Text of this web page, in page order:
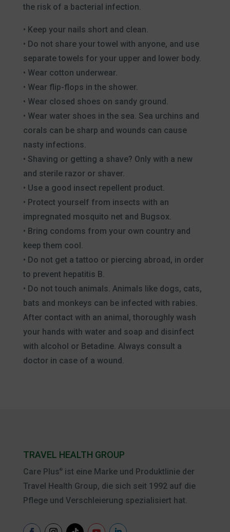
the risk of a bacterial infection.
• Keep your nails short and clean.
• Do not share your towel with anyone, and use
separate towels for your upper and lower body.
• Wear cotton underwear.
• Wear flip-flops in the shower.
• Wear closed shoes on sandy ground.
• Wear water shoes in the sea. Sea urchins and
corals can be sharp and wounds can cause
nasty infections.
• Shaving or getting a shave? Only with a new
and sterile razor or shaver.
• Use a good insect repellent product.
• Protect yourself from insects with an
impregnated mosquito net and Bugsox.
• Bring condoms from your own country and
keep them cool.
• Do not get a tattoo or piercing abroad, in order
to prevent hepatitis B.
• Do not touch animals. Animals like dogs, cats,
bats and monkeys can be infected with rabies.
After contact with an animal, thoroughly wash
your hands with water and soap and disinfect
with alcohol or Betadine. Always consult a
doctor in case of a wound.
TRAVEL HEALTH GROUP
Care Plus®ist eine Marke und Produktlinie der
Travel Health Group, die sich seit 1992 auf die
Pflege und Verschleierung spezialisiert hat.